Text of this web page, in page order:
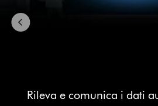
jump
Rileva e comunica i dati